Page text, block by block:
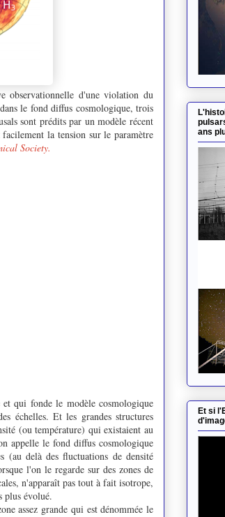
observationnelle d'une violation du
le fond diffus cosmologique, trois
sont prédits par un modèle récent
la tension sur le paramètre
Society.
qui fonde le modèle cosmologique
échelles. Et les grandes structures
(ou température) qui existaient au
appelle le fond diffus cosmologique
delà des fluctuations de densité
l'on le regarde sur des zones de
n'apparaît pas tout à fait isotrope,
plus évolué.
assez grande qui est dénommée le
ans
Et si